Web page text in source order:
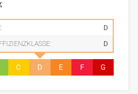
D
D
C D E F G